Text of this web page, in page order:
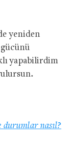
yeniden
yapabilirdim
durumlar nasıl?